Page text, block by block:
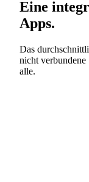
Eine
Apps.
Das
nicht verbundene
alle.